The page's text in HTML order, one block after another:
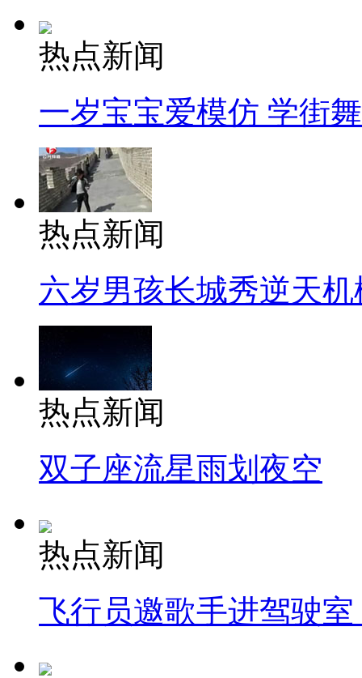
热点新闻
一岁宝宝爱模仿 学街
热点新闻
六岁男孩长城秀逆天机
热点新闻
双子座流星雨划夜空
热点新闻
飞行员邀歌手进驾驶